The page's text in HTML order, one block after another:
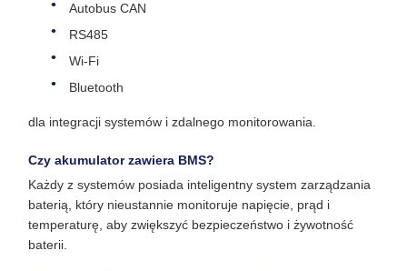
Autobus CAN
RS485
Wi-Fi
Bluetooth
dla integracji systemów i zdalnego monitorowania.
Czy akumulator zawiera BMS?
Każdy z systemów posiada inteligentny system zarządzania
baterią, który nieustannie monitoruje napięcie, prąd i
temperaturę, aby zwiększyć bezpieczeństwo i żywotność
baterii.